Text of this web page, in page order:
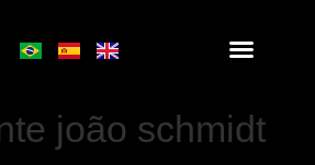
joão schmidt